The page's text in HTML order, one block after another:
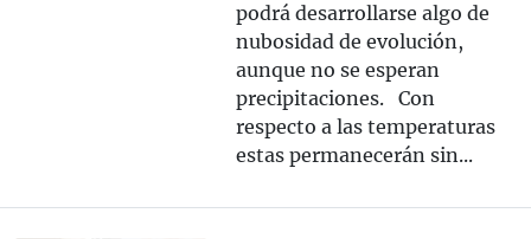
podrá desarrollarse algo de
nubosidad de evolución,
aunque no se esperan
precipitaciones. Con
respecto a las temperaturas
estas permanecerán sin...